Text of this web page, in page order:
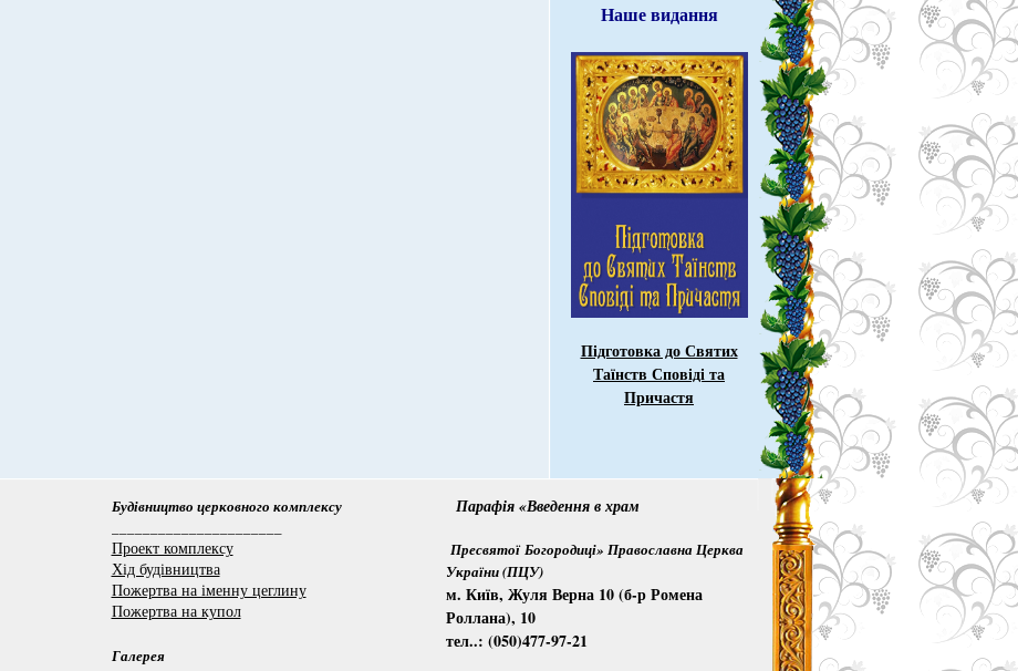
Наше видання
Підготовка до Святих
Таїнств Сповіді та
Причастя
Будівництво церковного комплексу
Проект комплексу
Хід будівництва
Пожертва на іменну цеглину
Пожертва на купол
Галерея
Парафія «Введення в храм
Пресвятої Богородиці» Православна Церква
України (ПЦУ)
м. Київ, Жуля Верна 10 (б-р Ромена
Роллана), 10
тел..: (050)477-97-21